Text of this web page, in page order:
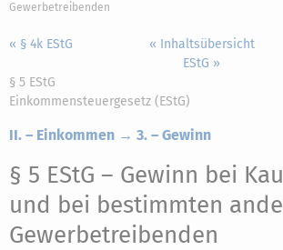
Gewerbetreibenden
« § 4k EStG
« Inhaltsübersicht
EStG »
§ 5 EStG
Einkommensteuergesetz (EStG)
II. – Einkommen → 3. – Gewinn
§ 5 EStG – Gewinn bei
und bei bestimmten
Gewerbetreibenden